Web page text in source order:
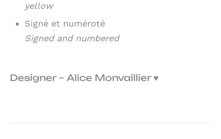
yellow
Signé et numéroté
Signed and numbered
Designer – Alice Monvaillier ♥